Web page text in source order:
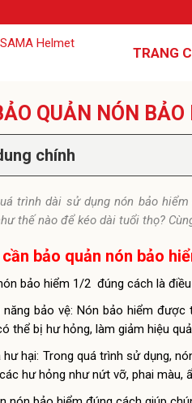
TRANG
QUẢN NÓN
chính
trình dài sử dụng nón bảo
thế nào để kéo dài tuổi thọ?
bảo quản nón bảo
bảo hiểm 1/2 đúng cách là
năng bảo vệ: Nón bảo hiểm
thể bị hư hỏng, làm giảm hiệu
hư hại: Trong quá trình sử dụng,
hư hỏng như nứt vỡ, phai màu,